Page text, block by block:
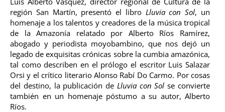
región San Martín, presentó el libro Lluvia con Sol, un
homenaje a los talentos y creadores de la música tropical
de la Amazonía relatado por Alberto Ríos Ramírez,
abogado y periodista moyobambino, que nos dejó un
legado de exquisitas crónicas sobre la cumbia amazónica,
tal como describen en el prólogo el escritor Luis Salazar
Orsi y el crítico literario Alonso Rabí Do Carmo. Por cosas
del destino, la publicación de Lluvia con Sol se convierte
también en un homenaje póstumo a su autor, Alberto
Ríos.